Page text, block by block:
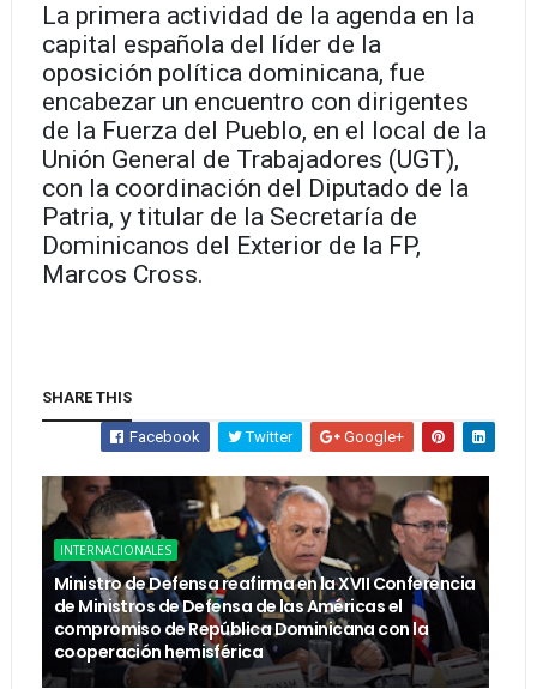
La primera actividad de la agenda en la
capital española del líder de la
oposición política dominicana, fue
encabezar un encuentro con dirigentes
de la Fuerza del Pueblo, en el local de la
Unión General de Trabajadores (UGT),
con la coordinación del Diputado de la
Patria, y titular de la Secretaría de
Dominicanos del Exterior de la FP,
Marcos Cross.
SHARE THIS
Facebook Twitter Google+
INTERNACIONALES
Ministro de Defensa reafirma en la XVII Conferencia
de Ministros de Defensa de las Américas el
compromiso de República Dominicana con la
cooperación hemisférica